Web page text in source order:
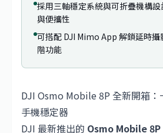
採用三軸穩定系統與可折疊機構
與便攜性
可搭配 DJI Mimo App 解鎖延時
階功能
DJI Osmo Mobile 8P 全新開箱：
手機穩定器
DJI 最新推出的 Osmo Mobile 8P